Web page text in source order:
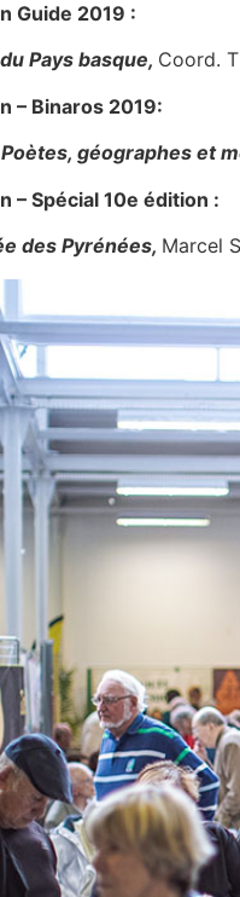
Guide 2019 :
Pays basque, Coord.
– Binaros 2019:
géographes et
– Spécial 10e édition :
des Pyrénées, Marcel